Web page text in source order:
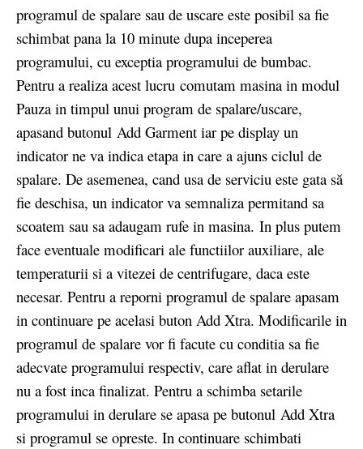
programul de spalare sau de uscare este posibil sa fie
schimbat pana la 10 minute dupa inceperea
programului, cu exceptia programului de bumbac.
Pentru a realiza acest lucru comutam masina in modul
Pauza in timpul unui program de spalare/uscare,
apasand butonul Add Garment iar pe display un
indicator ne va indica etapa in care a ajuns ciclul de
spalare. De asemenea, cand usa de serviciu este gata să
fie deschisa, un indicator va semnaliza permitand sa
scoatem sau sa adaugam rufe in masina. In plus putem
face eventuale modificari ale functiilor auxiliare, ale
temperaturii si a vitezei de centrifugare, daca este
necesar. Pentru a reporni programul de spalare apasam
in continuare pe acelasi buton Add Xtra. Modificarile in
programul de spalare vor fi facute cu conditia sa fie
adecvate programului respectiv, care aflat in derulare
nu a fost inca finalizat. Pentru a schimba setarile
programului in derulare se apasa pe butonul Add Xtra
si programul se opreste. In continuare schimbati